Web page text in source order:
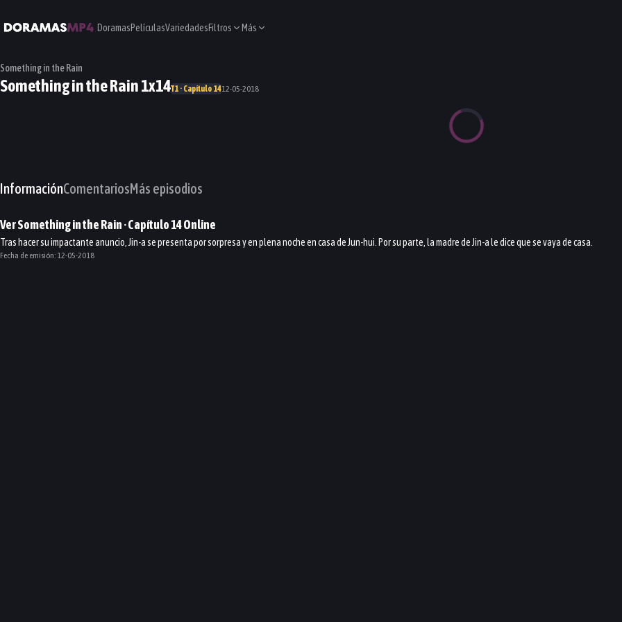
DoramasPelículasVariedadesFiltros Más
Something in the Rain
Something in the Rain 1x14T1 · Capítulo 1412-05-2018
InformaciónComentariosMás episodios
VerSomething in the Rain· Capítulo14Online
Tras hacer su impactante anuncio, Jin-a se presenta por sorpresa y en plena noche en casa de Jun-hui. Por su parte, la madre de Jin-a le dice que se vaya de casa.
Fecha de emisión: 12-05-2018